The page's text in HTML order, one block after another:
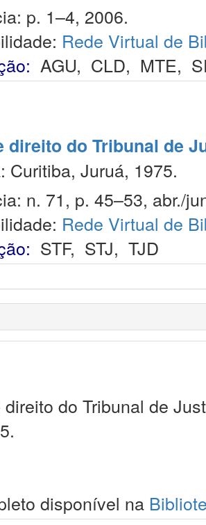
p. 1–4, 2006.
Rede Virtual de
AGU, CLD, MTE,
direito do Tribunal de
Curitiba, Juruá, 1975.
n. 71, p. 45–53, abr./
Rede Virtual de
STF, STJ, TJD
do Tribunal de
disponível na